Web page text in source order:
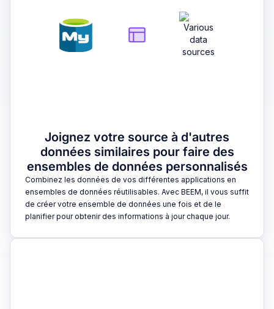
Joignez votre source à d'autres
données similaires pour faire des
ensembles de données personnalisés
Combinez les données de vos différentes applications en
ensembles de données réutilisables. Avec BEEM, il vous suffit
de créer votre ensemble de données une fois et de le
planifier pour obtenir des informations à jour chaque jour.